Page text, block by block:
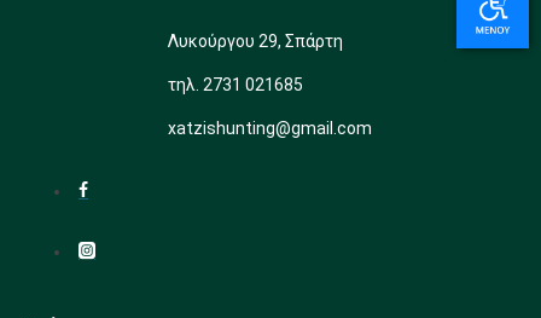
Λυκούργου 29, Σπάρτη
τηλ. 2731 021685
xatzishunting@gmail.com